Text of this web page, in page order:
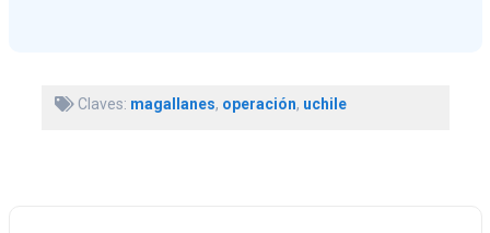
Claves: magallanes, operación, uchile